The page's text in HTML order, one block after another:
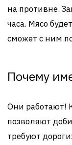
на противне.
часа. Мясо
сможет с ним
Почему
Они работают!
позволяют
требуют